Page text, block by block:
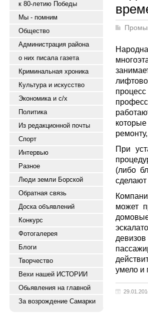
к 80-летию Победы
Мы - помним
Общество
Администрация района
о них писала газета
Криминальная хроника
Культура и искусство
Экономика и с/х
Политика
Из редакционной почты
Спорт
Интервью
Разное
Люди земли Борской
Обратная связь
Доска объявлений
Конкурс
Фотогалерея
Блоги
Творчество
Вехи нашей ИСТОРИИ
Обьявления на главной
За возрождение Самарки
При
(либо
может
умело и